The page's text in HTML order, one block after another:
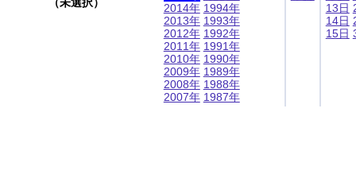
2014年
2013年
2012年
2011年
2010年
2009年
2008年
2007年
1994年
1993年
1992年
1991年
1990年
1989年
1988年
1987年
13日
14日
15日